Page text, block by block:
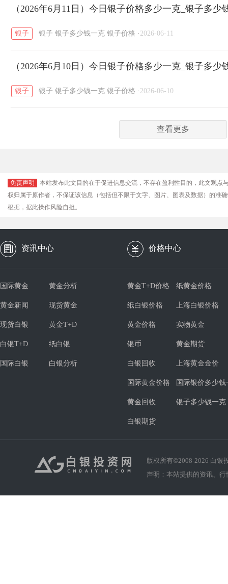
（2026年6月11日）今日银子价格多少一克_银子多少
银子 银子 银子多少钱一克 银子价格 · 2026-06-11
（2026年6月10日）今日银子价格多少一克_银子多少
银子 银子 银子多少钱一克 银子价格 · 2026-06-10
查看更多
免责声明
本站发布此文目的在于促进信息交流，不存在盈利性目的，此文观
权归属于原作者，不保证该信息（包括但不限于文字、图片、图表及数据）的准
根据，据此操作风险自担。
资讯中心 价格中心
国际黄金 黄金分析
黄金新闻 现货黄金
现货白银 黄金T+D
白银T+D 纸白银
国际白银 白银分析
黄金T+D价格 纸黄金价格
纸白银价格 上海白银价格
黄金价格 实物黄金
银币 黄金期货
白银回收 上海黄金金价
国际黄金价格 国际银价多少钱
黄金回收 银子多少钱一克
白银期货
版权所有©2008-2026 白银
声明：本站提供的资讯、